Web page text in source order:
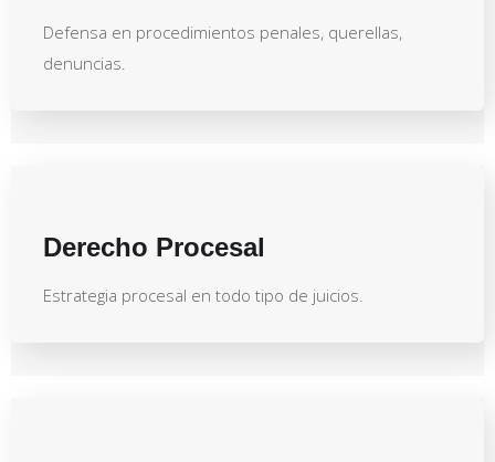
Defensa en procedimientos penales, querellas,
denuncias.
Derecho Procesal
Estrategia procesal en todo tipo de juicios.